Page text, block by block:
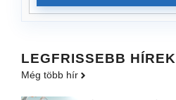
LEGFRISSEBB HÍREK
Még több hír